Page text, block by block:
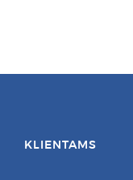
KLIENTAMS